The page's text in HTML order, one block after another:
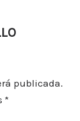
publicada.
*